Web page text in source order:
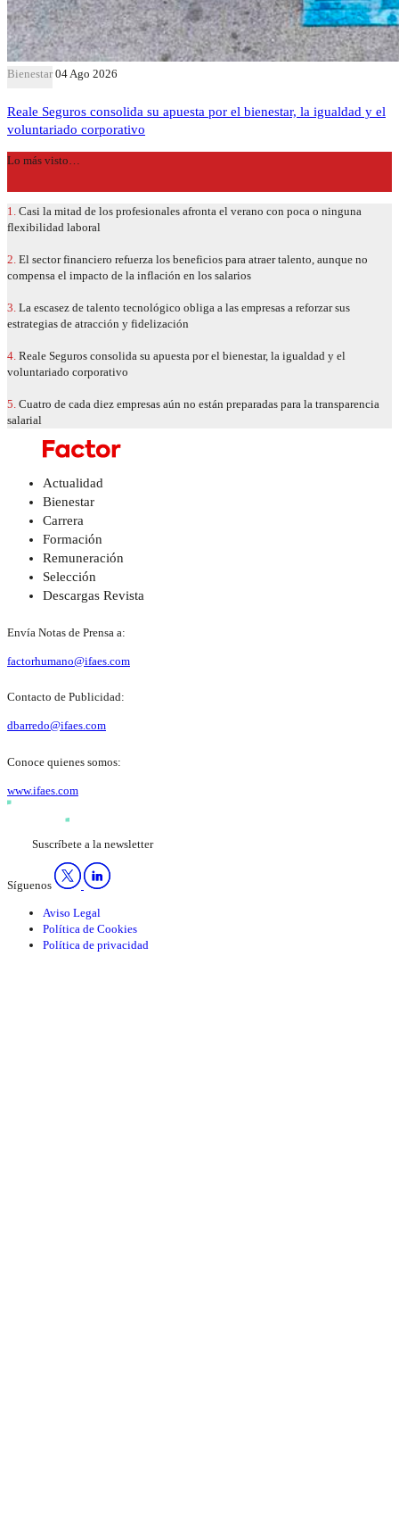
Bienestar 04 Ago 2026
Reale Seguros consolida su apuesta por el bienestar, la igualdad y el
voluntariado corporativo
Lo más visto…
1. Casi la mitad de los profesionales afronta el verano con poca o ninguna
flexibilidad laboral
2. El sector financiero refuerza los beneficios para atraer talento, aunque no
compensa el impacto de la inflación en los salarios
3. La escasez de talento tecnológico obliga a las empresas a reforzar sus
estrategias de atracción y fidelización
4. Reale Seguros consolida su apuesta por el bienestar, la igualdad y el
voluntariado corporativo
5. Cuatro de cada diez empresas aún no están preparadas para la transparencia
salarial
Actualidad
Bienestar
Carrera
Formación
Remuneración
Selección
Descargas Revista
Envía Notas de Prensa a:
factorhumano@ifaes.com
Contacto de Publicidad:
dbarredo@ifaes.com
Conoce quienes somos:
www.ifaes.com
Suscríbete a la newsletter
Síguenos
Aviso Legal
Política de Cookies
Política de privacidad